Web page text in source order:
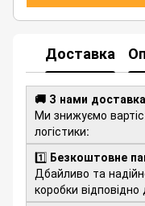
Доставка
🚚 З нами
Ми знижуємо
логістики:
1️⃣ Безкоштовне
Дбайливо та
коробки відповідно